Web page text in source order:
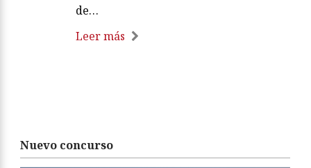
de…
Leer más
Nuevo concurso